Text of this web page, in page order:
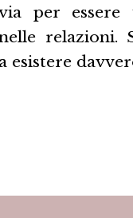
per essere
relazioni.
a esistere